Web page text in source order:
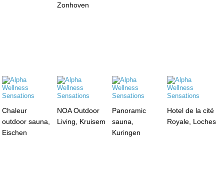
Zonhoven
Chaleur
outdoor sauna,
Eischen
NOA Outdoor
Living, Kruisem
Panoramic
sauna,
Kuringen
Hotel de la cité
Royale, Loches